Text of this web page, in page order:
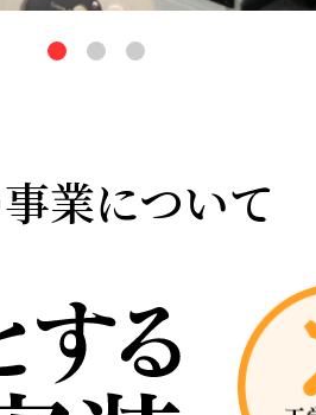
業について